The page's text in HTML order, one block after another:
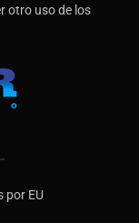
otro uso de los
por EU